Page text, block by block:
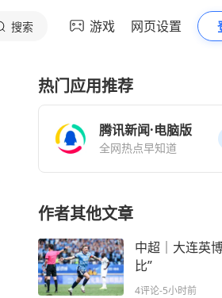
搜索 游戏 网页设置
热门应用推荐
腾讯新闻·电脑版
全网热点早知道
作者其他文章
中超｜大连英
比”
4评论-5小时前